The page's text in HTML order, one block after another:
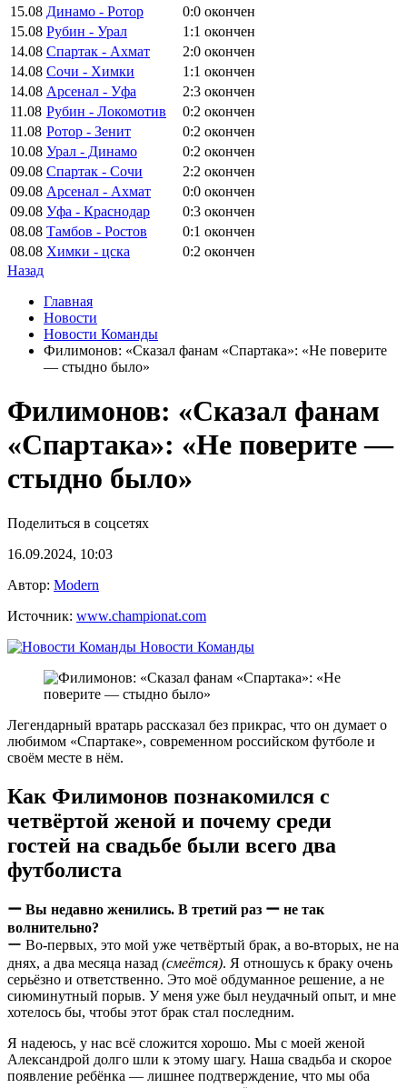
15.08 Динамо - Ротор 0:0 окончен
15.08 Рубин - Урал 1:1 окончен
14.08 Спартак - Ахмат 2:0 окончен
14.08 Сочи - Химки 1:1 окончен
14.08 Арсенал - Уфа 2:3 окончен
11.08 Рубин - Локомотив 0:2 окончен
11.08 Ротор - Зенит 0:2 окончен
10.08 Урал - Динамо 0:2 окончен
09.08 Спартак - Сочи 2:2 окончен
09.08 Арсенал - Ахмат 0:0 окончен
09.08 Уфа - Краснодар 0:3 окончен
08.08 Тамбов - Ростов 0:1 окончен
08.08 Химки - цска 0:2 окончен
Назад
Главная
Новости
Новости Команды
Филимонов: «Сказал фанам «Спартака»: «Не поверите
— стыдно было»
Филимонов: «Сказал фанам
«Спартака»: «Не поверите —
стыдно было»
Поделиться в соцсетях
16.09.2024, 10:03
Автор: Modern
Источник: www.championat.com
Новости Команды
Легендарный вратарь рассказал без прикрас, что он думает о
любимом «Спартаке», современном российском футболе и
своëм месте в нём.
Как Филимонов познакомился с
четвёртой женой и почему среди
гостей на свадьбе были всего два
футболиста
ー Вы недавно женились. В третий раз ー не так
волнительно?
ー Во-первых, это мой уже четвёртый брак, а во-вторых, не на
днях, а два месяца назад (смеётся). Я отношусь к браку очень
серьёзно и ответственно. Это моё обдуманное решение, а не
сиюминутный порыв. У меня уже был неудачный опыт, и мне
хотелось бы, чтобы этот брак стал последним.
Я надеюсь, у нас всё сложится хорошо. Мы с моей женой
Александрой долго шли к этому шагу. Наша свадьба и скорое
появление ребёнка — лишнее подтверждение, что мы оба